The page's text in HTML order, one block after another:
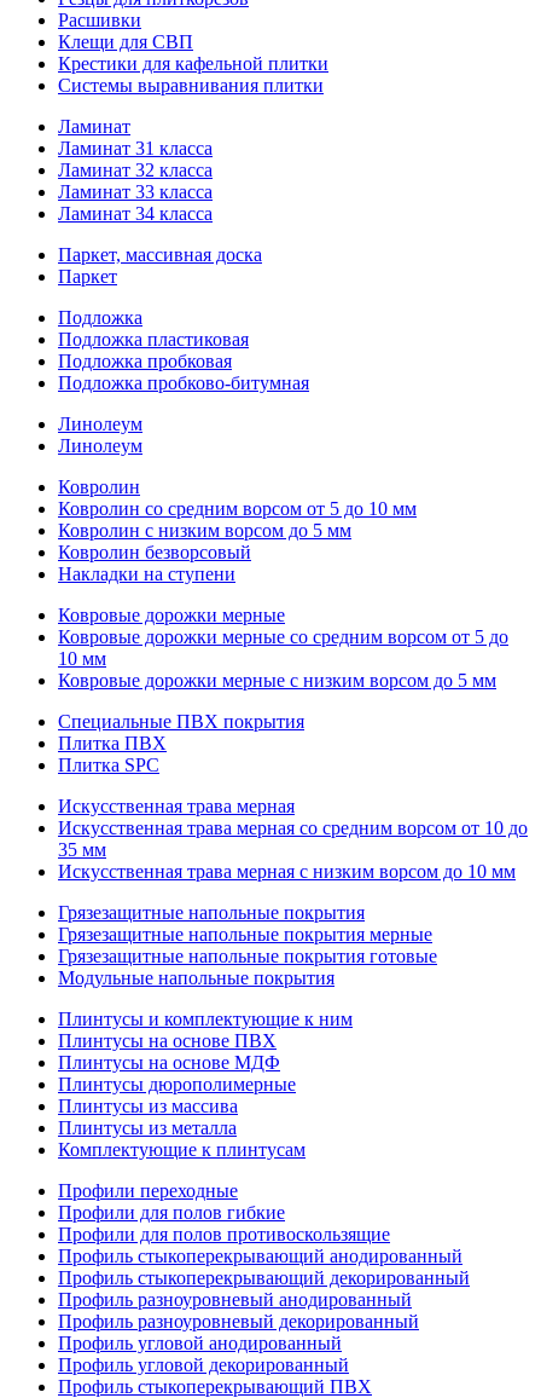
Расшивки
Клещи для СВП
Крестики для кафельной плитки
Системы выравнивания плитки
Ламинат
Ламинат 31 класса
Ламинат 32 класса
Ламинат 33 класса
Ламинат 34 класса
Паркет, массивная доска
Паркет
Подложка
Подложка пластиковая
Подложка пробковая
Подложка пробково-битумная
Линолеум
Линолеум
Ковролин
Ковролин со средним ворсом от 5 до 10 мм
Ковролин с низким ворсом до 5 мм
Ковролин безворсовый
Накладки на ступени
Ковровые дорожки мерные
Ковровые дорожки мерные со средним ворсом от 5 до
10 мм
Ковровые дорожки мерные с низким ворсом до 5 мм
Специальные ПВХ покрытия
Плитка ПВХ
Плитка SPC
Искуccтвенная трава мерная
Искусственная трава мерная со средним ворсом от 10 до
35 мм
Искусственная трава мерная с низким ворсом до 10 мм
Грязезащитные напольные покрытия
Грязезащитные напольные покрытия мерные
Грязезащитные напольные покрытия готовые
Модульные напольные покрытия
Плинтусы и комплектующие к ним
Плинтусы на основе ПВХ
Плинтусы на основе МДФ
Плинтусы дюрополимерные
Плинтусы из массива
Плинтусы из металла
Комплектующие к плинтусам
Профили переходные
Профили для полов гибкие
Профили для полов противоскользящие
Профиль стыкоперекрывающий анодированный
Профиль стыкоперекрывающий декорированный
Профиль разноуровневый анодированный
Профиль разноуровневый декорированный
Профиль угловой анодированный
Профиль угловой декорированный
Профиль стыкоперекрывающий ПВХ